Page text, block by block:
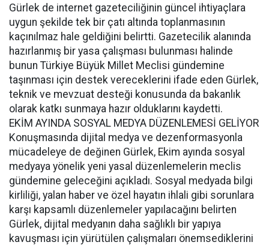
Gürlek de internet gazeteciliğinin güncel ihtiyaçlara
uygun şekilde tek bir çatı altında toplanmasının
kaçınılmaz hale geldiğini belirtti. Gazetecilik alanında
hazırlanmış bir yasa çalışması bulunması halinde
bunun Türkiye Büyük Millet Meclisi gündemine
taşınması için destek vereceklerini ifade eden Gürlek,
teknik ve mevzuat desteği konusunda da bakanlık
olarak katkı sunmaya hazır olduklarını kaydetti.
EKİM AYINDA SOSYAL MEDYA DÜZENLEMESİ GELİYOR
Konuşmasında dijital medya ve dezenformasyonla
mücadeleye de değinen Gürlek, Ekim ayında sosyal
medyaya yönelik yeni yasal düzenlemelerin meclis
gündemine geleceğini açıkladı. Sosyal medyada bilgi
kirliliği, yalan haber ve özel hayatın ihlali gibi sorunlara
karşı kapsamlı düzenlemeler yapılacağını belirten
Gürlek, dijital medyanın daha sağlıklı bir yapıya
kavuşması için yürütülen çalışmaları önemsediklerini